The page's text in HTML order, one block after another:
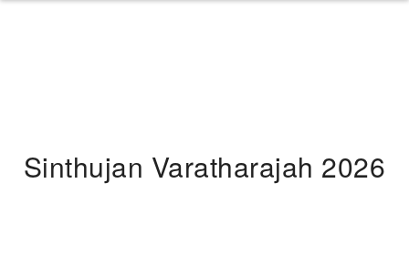
Sinthujan Varatharajah 2026